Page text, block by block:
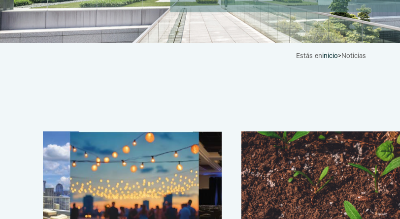
Estás eninicio>Noticias